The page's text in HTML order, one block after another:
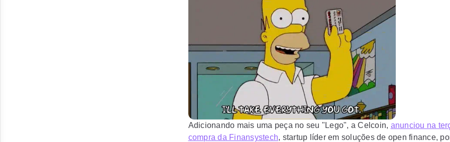
Adicionando mais uma peça no seu "Lego", a Celcoin, anunciou na
compra da Finansystech, startup líder em soluções de open finance,